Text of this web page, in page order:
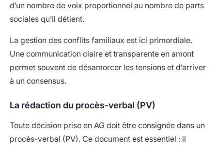
d’un nombre de voix proportionnel au nombre de parts
sociales qu’il détient.
La gestion des conflits familiaux est ici primordiale.
Une communication claire et transparente en amont
permet souvent de désamorcer les tensions et d’arriver
à un consensus.
La rédaction du procès-verbal (PV)
Toute décision prise en AG doit être consignée dans un
procès-verbal (PV). Ce document est essentiel : il